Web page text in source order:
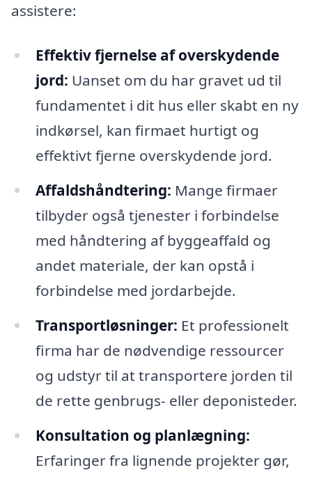
assistere:
Effektiv fjernelse af overskydende
jord: Uanset om du har gravet ud til
fundamentet i dit hus eller skabt en ny
indkørsel, kan firmaet hurtigt og
effektivt fjerne overskydende jord.
Affaldshåndtering: Mange firmaer
tilbyder også tjenester i forbindelse
med håndtering af byggeaffald og
andet materiale, der kan opstå i
forbindelse med jordarbejde.
Transportløsninger: Et professionelt
firma har de nødvendige ressourcer
og udstyr til at transportere jorden til
de rette genbrugs- eller deponisteder.
Konsultation og planlægning:
Erfaringer fra lignende projekter gør,